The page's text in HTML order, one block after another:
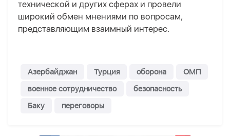
технической и других сферах и провели
широкий обмен мнениями по вопросам,
представляющим взаимный интерес.
Азербайджан Турция оборона
ОМП
военное сотрудничество
безопасность
Баку
переговоры